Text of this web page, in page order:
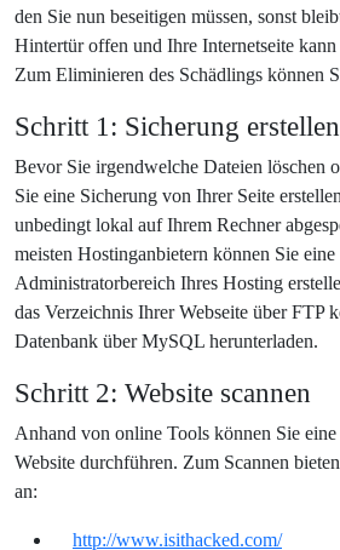
den Sie nun beseitigen müssen, sonst
Hintertür offen und Ihre Internetseite
Zum Eliminieren des Schädlings können
Schritt 1: Sicherung erstellen
Bevor Sie irgendwelche Dateien löschen
Sie eine Sicherung von Ihrer Seite
unbedingt lokal auf Ihrem Rechner
meisten Hostinganbietern können Sie
Administratorbereich Ihres Hosting
das Verzeichnis Ihrer Webseite über FTP
Datenbank über MySQL herunterladen.
Schritt 2: Website scannen
Anhand von online Tools können Sie
Website durchführen. Zum Scannen
an:
http://www.isithacked.com/